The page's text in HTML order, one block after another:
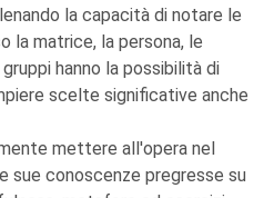
la capacità di notare le
la matrice, la persona, le
hanno la possibilità di
scelte significative anche
mettere all'opera nel
sue conoscenze pregresse su